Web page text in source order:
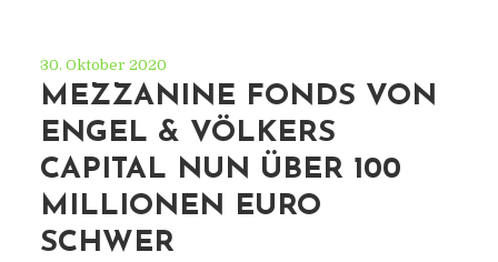
30. Oktober 2020
MEZZANINE FONDS VON
ENGEL & VÖLKERS
CAPITAL NUN ÜBER 100
MILLIONEN EURO
SCHWER